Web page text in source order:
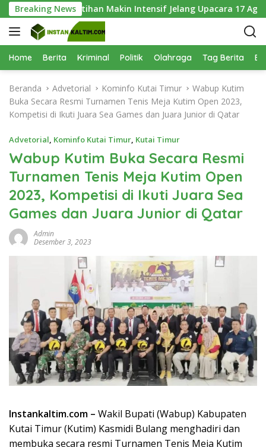
a
g
u
Breaking News
Latihan Makin Intensif Jelang Upacara 17 Agustus
Home Berita Kriminal Politik Olahraga Tag Berita
Beranda Advetorial Kominfo Kutai Timur
Wabup Kutim
Buka Secara Resmi Turnamen Tenis Meja Kutim Open 2023,
Kompetisi di Ikuti Juara Sea Games dan Juara Junior di Qatar
Advetorial, Kominfo Kutai Timur, Kutai Timur
Wabup Kutim Buka Secara Resmi
Turnamen Tenis Meja Kutim Open
2023, Kompetisi di Ikuti Juara Sea
Games dan Juara Junior di Qatar
Admin
Desember 3, 2023
Instankaltim.com – Wakil Bupati (Wabup) Kabupaten
Kutai Timur (Kutim) Kasmidi Bulang menghadiri dan
membuka secara resmi Turnamen Tenis Meja Kutim